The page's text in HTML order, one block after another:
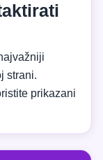
strani.
prikazani